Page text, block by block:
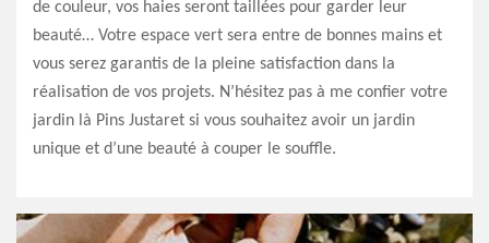
de couleur, vos haies seront taillées pour garder leur
beauté… Votre espace vert sera entre de bonnes mains et
vous serez garantis de la pleine satisfaction dans la
réalisation de vos projets. N’hésitez pas à me confier votre
jardin là Pins Justaret si vous souhaitez avoir un jardin
unique et d’une beauté à couper le souffle.